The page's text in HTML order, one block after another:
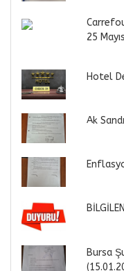
25
Hotel
Ak
Bursa